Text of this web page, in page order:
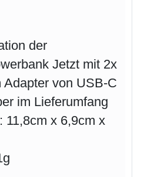
der
Jetzt mit 2x
von USB-C
im Lieferumfang
11,8cm x 6,9cm x